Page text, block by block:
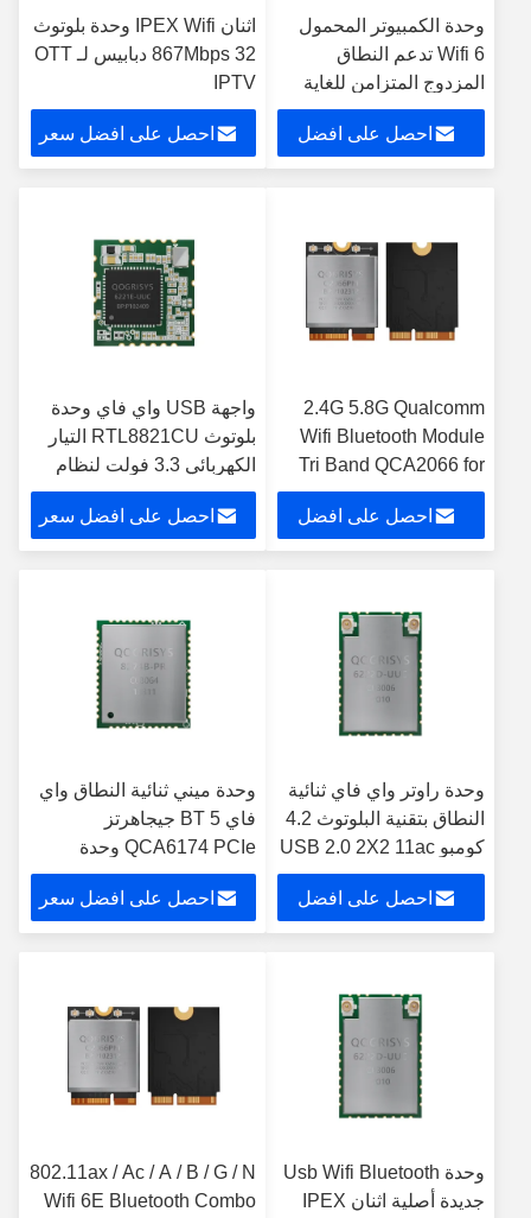
وحدة الكمبيوتر المحمول
Wifi 6 تدعم النطاق
المزدوج المتزامن للغاية
احصل على افضل
اثنان IPEX Wifi وحدة بلوتوث
867Mbps 32 دبابيس لـ OTT
IPTV
احصل على افضل سعر
2.4G 5.8G Qualcomm
Wifi Bluetooth Module
Tri Band QCA2066 for
CPE
احصل على افضل
واجهة USB واي فاي وحدة
بلوتوث RTL8821CU التيار
الكهربائي 3.3 فولت لنظام
الأمن
احصل على افضل سعر
وحدة راوتر واي فاي ثنائية
النطاق بتقنية البلوتوث 4.2
كومبو USB 2.0 2X2 11ac
لـ OTT / IPTV
احصل على افضل
وحدة ميني ثنائية النطاق واي
فاي BT 5 جيجاهرتز
QCA6174 PCIe وحدة
بلوتوث لاسلكية
احصل على افضل سعر
وحدة Usb Wifi Bluetooth
جديدة أصلية اثنان IPEX
802.11ax / Ac / A / B / G / N
Wifi 6E Bluetooth Combo